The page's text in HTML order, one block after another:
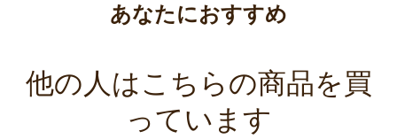
あなたにおすすめ
他の人はこちらの商品を買
っています